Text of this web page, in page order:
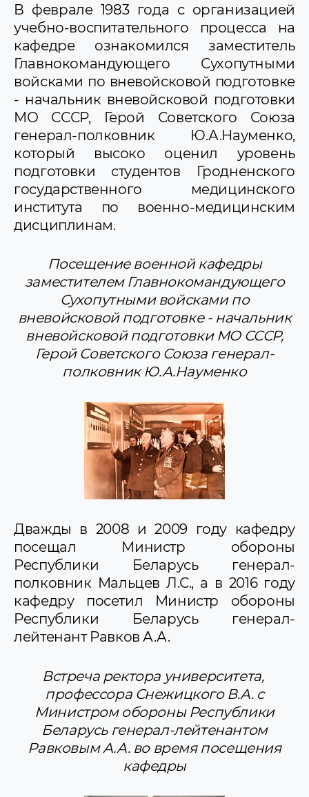
В феврале 1983 года с организацией
учебно-воспитательного процесса на
кафедре ознакомился заместитель
Главнокомандующего Сухопутными
войсками по вневойсковой подготовке
- начальник вневойсковой подготовки
МО СССР, Герой Советского Союза
генерал-полковник Ю.А.Науменко,
который высоко оценил уровень
подготовки студентов Гродненского
государственного медицинского
института по военно-медицинским
дисциплинам.
Посещение военной кафедры
заместителем Главнокомандующего
Сухопутными войсками по
вневойсковой подготовке - начальник
вневойсковой подготовки МО СССР,
Герой Советского Союза генерал-
полковник Ю.А.Науменко
Дважды в 2008 и 2009 году кафедру
посещал Министр обороны
Республики Беларусь генерал-
полковник Мальцев Л.С., а в 2016 году
кафедру посетил Министр обороны
Республики Беларусь генерал-
лейтенант Равков А.А.
Встреча ректора университета,
профессора Снежицкого В.А. с
Министром обороны Республики
Беларусь генерал-лейтенантом
Равковым А.А. во время посещения
кафедры